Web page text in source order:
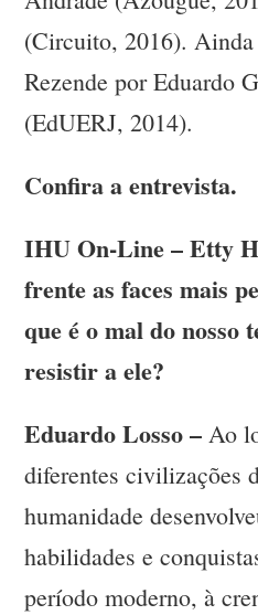
(Circuito, 2016). Ainda
Rezende por Eduardo
(EdUERJ, 2014).
Confira a entrevista.
IHU On-Line – Etty
frente as faces mais
que é o mal do nosso
resistir a ele?
Eduardo Losso – Ao
diferentes civilizações
humanidade
habilidades e
período moderno, à